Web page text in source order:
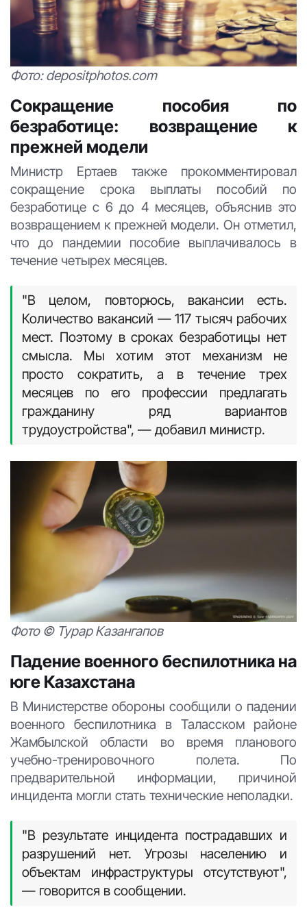
Фото: depositphotos.com
Сокращение пособия по
безработице: возвращение к
прежней модели
Министр Ертаев также прокомментировал
сокращение срока выплаты пособий по
безработице с 6 до 4 месяцев, объяснив это
возвращением к прежней модели. Он отметил,
что до пандемии пособие выплачивалось в
течение четырех месяцев.
"В целом, повторюсь, вакансии есть.
Количество вакансий — 117 тысяч рабочих
мест. Поэтому в сроках безработицы нет
смысла. Мы хотим этот механизм не
просто сократить, а в течение трех
месяцев по его профессии предлагать
гражданину ряд вариантов
трудоустройства", — добавил министр.
Фото © Турар Казангапов
Падение военного беспилотника на
юге Казахстана
В Министерстве обороны сообщили о падении
военного беспилотника в Таласском районе
Жамбылской области во время планового
учебно-тренировочного полета. По
предварительной информации, причиной
инцидента могли стать технические неполадки.
"В результате инцидента пострадавших и
разрушений нет. Угрозы населению и
объектам инфраструктуры отсутствуют",
— говорится в сообщении.